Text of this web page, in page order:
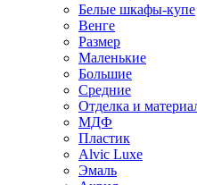
Белые шкафы-купе
Венге
Размер
Маленькие
Большие
Средние
Отделка и
МДФ
Пластик
Alvic Luxe
Эмаль